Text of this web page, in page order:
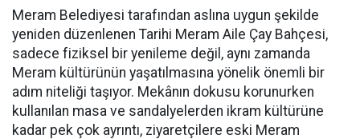
Meram Belediyesi tarafından aslına uygun şekilde
yeniden düzenlenen Tarihi Meram Aile Çay Bahçesi,
sadece fiziksel bir yenileme değil, aynı zamanda
Meram kültürünün yaşatılmasına yönelik önemli bir
adım niteliği taşıyor. Mekânın dokusu korunurken
kullanılan masa ve sandalyelerden ikram kültürüne
kadar pek çok ayrıntı, ziyaretçilere eski Meram